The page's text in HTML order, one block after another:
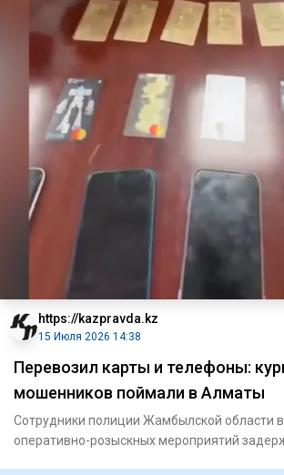
https://kazpravda.kz
15 Июля 2026 14:38
Перевозил карты и телефоны:
мошенников поймали в Алматы
Сотрудники полиции Жамбылской области
оперативно-розыскных мероприятий